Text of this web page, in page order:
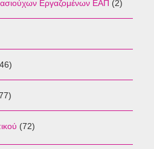
Εργαζομένων ΕΑΠ (2)
(72)